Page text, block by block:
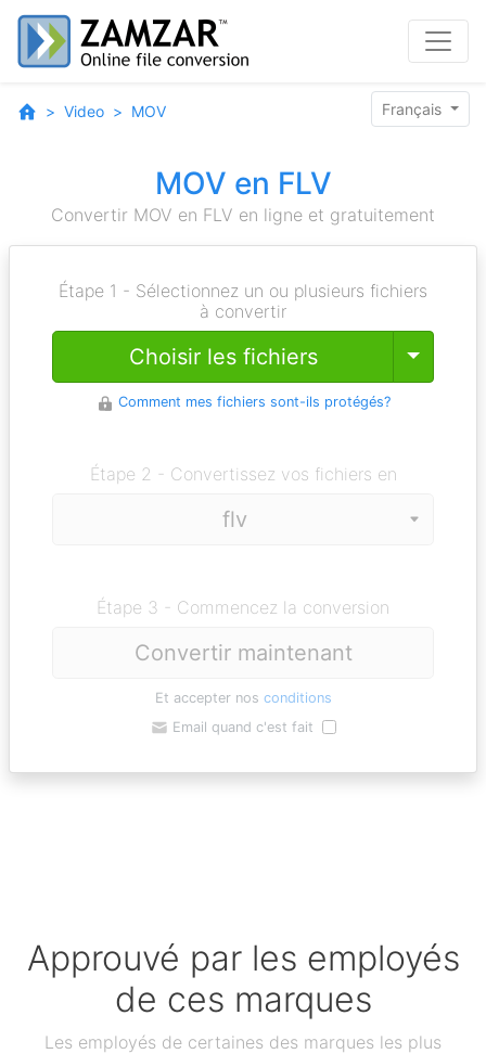
Video MOV Français
MOV en FLV
Convertir MOV en FLV en ligne et gratuitement
Étape 1 - Sélectionnez un ou plusieurs fichiers
à convertir
Choisir les fichiers Toggle
Comment mes fichiers sont-ils protégés?
Étape 2 - Convertissez vos fichiers en
Étape 3 - Commencez la conversion
Convertir maintenant
Et accepter nos conditions
Email quand c'est fait
Approuvé par les employés
de ces marques
Les employés de certaines des marques les plus